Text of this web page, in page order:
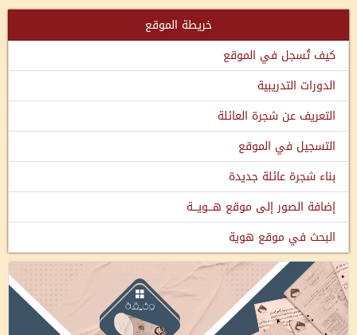
خريطة الموقع
كيف تُسجل في الموقع
الدورات التدريبية
التعريف عن شجرة العائلة
التسجيل في الموقع
بناء شجرة عائلة جديدة
إضافة الصور إلى موقع هـــويـــة
البحث في موقع هوية